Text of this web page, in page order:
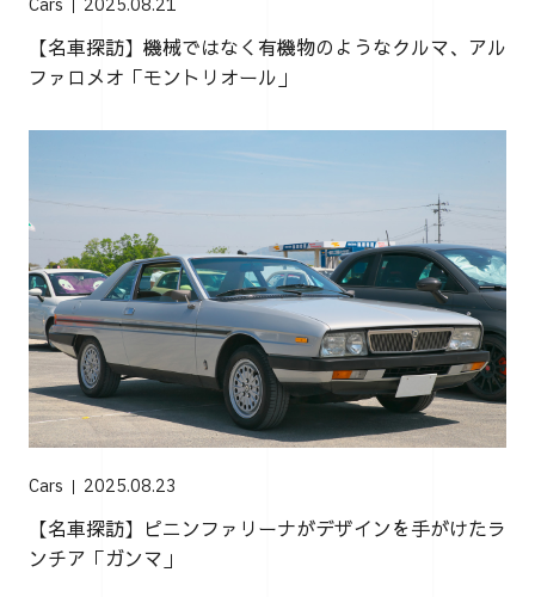
Cars 2025.08.21
【名車探訪】機械ではなく有機物のようなクルマ、アル
ファロメオ「モントリオール」
Cars 2025.08.23
【名車探訪】ピニンファリーナがデザインを手がけたラ
ンチア「ガンマ」